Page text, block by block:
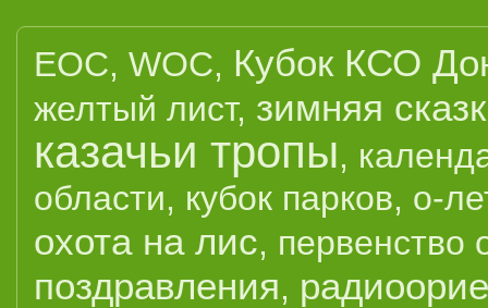
EOC, WOC, Кубок КСО
желтый лист, зимняя
казачьи тропы,
области, кубок парков, о-
охота на лис, первенство
поздравления,